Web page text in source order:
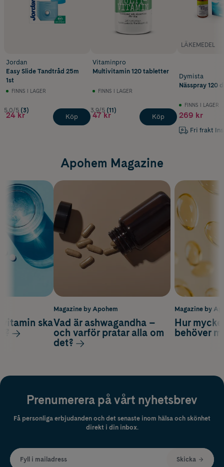
Jordan
Easy Slide Tandtråd 25m
1st
FINNS I LAGER
5.0/5 (3)
24 kr Köp
Vitaminpro
Multivitamin 120 tabletter
FINNS I LAGER
3.9/5 (11)
47 kr Köp
LÄKEMEDEL
Dymista
Nässpray 120
FINNS I LAGER
269 kr
Fri frakt
Apohem Magazine
Magazine by
Hur
behöver
ska
Magazine by Apohem
Vad är ashwagandha –
och varför pratar alla om
det?
Prenumerera på vårt nyhetsbrev
Få personliga erbjudanden och det senaste inom hälsa och skönhet
direkt i din inbox.
Fyll i mailadress Skicka